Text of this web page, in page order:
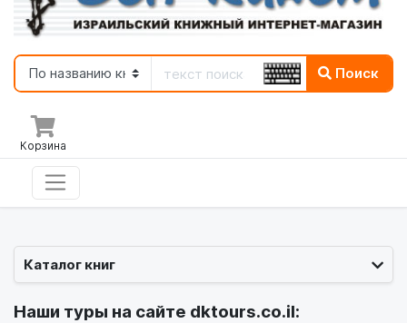
Поиск
Корзина
Каталог книг
Наши туры на сайте dktours.co.il: